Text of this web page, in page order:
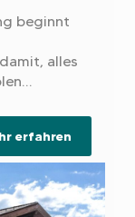
beginnt
alles
erfahren